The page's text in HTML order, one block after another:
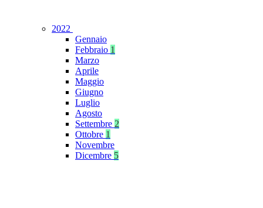
2022
Gennaio
Febbraio 1
Marzo
Aprile
Maggio
Giugno
Luglio
Agosto
Settembre 2
Ottobre 1
Novembre
Dicembre 5